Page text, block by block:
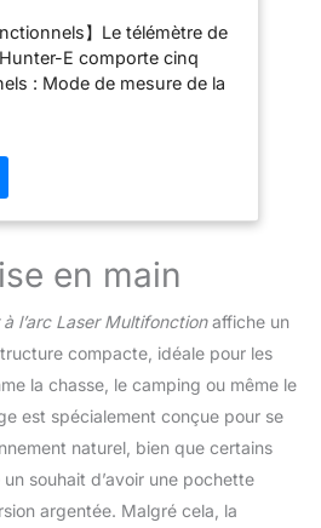
1000m
Compensation de
Scan Fonctionnel
】Le télémètre de
E comporte cinq
: Mode de mesure de la
mesure de la distance
de mesure de la vitesse.
de mémoire qui
et efficacité.
continue】En mode de
pression sur le bouton
il balaie continuellement la
à jour et des affichages
l'angle, la hauteur, la
et la distance en ligne
vous pouvez
et verrouiller le mât du
précision et vue claire】Le
en main
l’arc Laser Multifonctionaffiche un
compacte, idéale pour les
la chasse, le camping ou même le
est spécialement conçue pour se
naturel, bien que certains
souhait d’avoir une pochette
argentée. Malgré cela, la